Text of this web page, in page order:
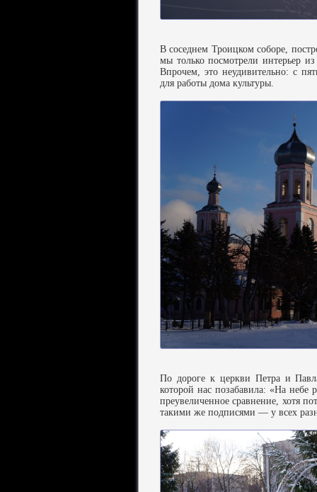
В соседнем Троицком соборе,
мы только посмотрели интерьер
Впрочем, это неудивительно: с
для работы дома культуры.
По дороге к церкви Петра и
которой нас позабавила: «На небе
преувеличенное сравнение, хотя
такими же подписями — у всех